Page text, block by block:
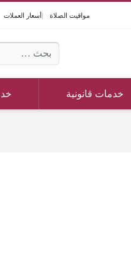
مواقيت الصلاة أسعار العملات
البحث عن:
خدمات قانونية